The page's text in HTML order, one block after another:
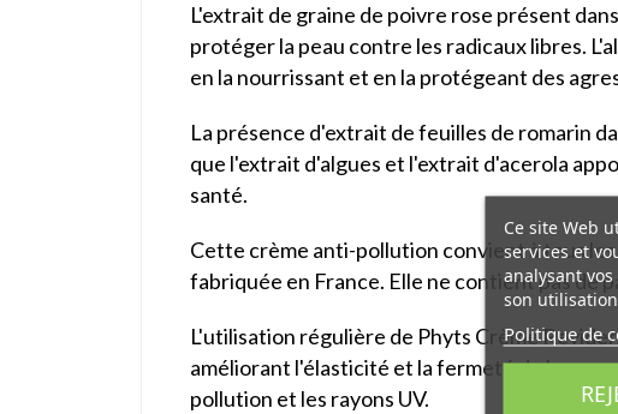
L'extrait de graine de poivre rose présent
protéger la peau contre les radicaux libres.
en la nourrissant et en la protégeant des
La présence d'extrait de feuilles de romarin
que l'extrait d'algues et l'extrait d'acerola
santé.
Cette crème anti-pollution convient à tous
fabriquée en France. Elle ne contient pas de
L'utilisation régulière de Phyts Crème
améliorant l'élasticité et la fermeté de la
pollution et les rayons UV.
Ce site Web
services et
analysant
son
Politique de